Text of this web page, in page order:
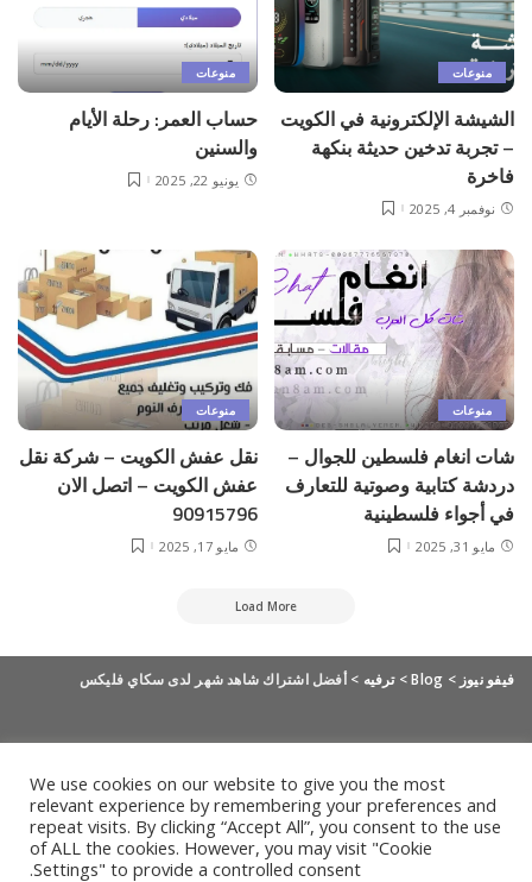
منوعات
الشيشة الإلكترونية في الكويت
– تجربة تدخين حديثة بنكهة
فاخرة
نوفمبر 4, 2025
منوعات
حساب العمر: رحلة الأيام
والسنين
يونيو 22, 2025
منوعات
شات انغام فلسطين للجوال –
دردشة كتابية وصوتية للتعارف
في أجواء فلسطينية
مايو 31, 2025
منوعات
نقل عفش الكويت – شركة نقل
عفش الكويت – اتصل الان
90915796
مايو 17, 2025
Load More
فيفو نيوز >
Blog
>ترفيه >أفضل اشتراك شاهد شهر لدى سكاي فليكس
We use cookies on our website to give you the most
relevant experience by remembering your preferences and
repeat visits. By clicking “Accept All”, you consent to the use
of ALL the cookies. However, you may visit "Cookie
Settings" to provide a controlled consent.